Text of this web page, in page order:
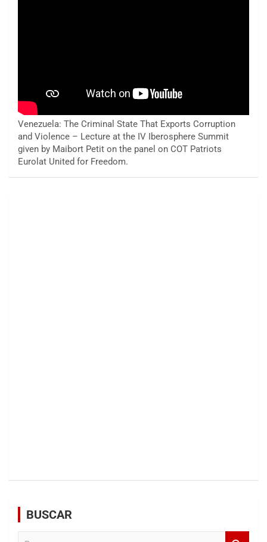
Venezuela: The Criminal State That Exports Corruption
and Violence – Lecture at the IV Iberosphere Summit
given by Maibort Petit on the panel on COT Patriots
Eurolat United for Freedom.
BUSCAR